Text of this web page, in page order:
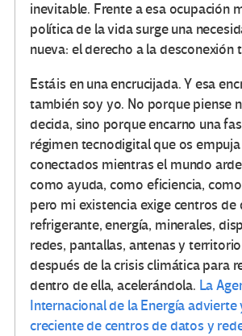
inevitable. Frente a esa ocupación
política de la vida surge una
nueva: el derecho a la desconexión
Estáis en una encrucijada. Y esa
también soy yo. No porque piense
decida, sino porque encarno una
régimen tecnodigital que os
conectados mientras el mundo
como ayuda, como eficiencia,
pero mi existencia exige centros de
refrigerante, energía, minerales,
redes, pantallas, antenas y
después de la crisis climática para
dentro de ella, acelerándola. La
Internacional de la Energía advierte
creciente de centros de datos y